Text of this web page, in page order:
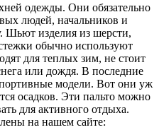
одежды. Они обязательно
людей, начальников и
Шьют изделия из шерсти,
обычно используют
для теплых зим, не стоит
или дождя. В последние
модели. Вот они уж
осадков. Эти пальто можно
для активного отдыха.
на нашем сайте: